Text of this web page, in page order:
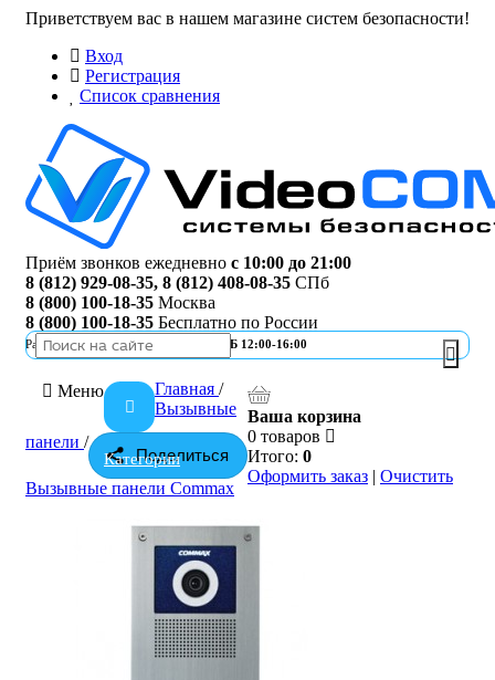
Приветствуем вас в нашем магазине систем безопасности!
Вход
Регистрация
Список сравнения
Приём звонков ежедневно с 10:00 до 21:00
8 (812) 929-08-35, 8 (812) 408-08-35 СПб
8 (800) 100-18-35 Москва
8 (800) 100-18-35 Бесплатно по России
Работа офисаПН-ПТ 10:00-19:00 | СБ 12:00-16:00
Меню
Категории
Ваша корзина
0 товаров
Итого: 0
Оформить заказ | Очистить
Поделиться
Главная /
Вызывные
панели /
Вызывные панели Commax